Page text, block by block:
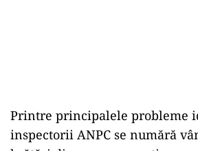
Printre principalele probleme
inspectorii ANPC se numără